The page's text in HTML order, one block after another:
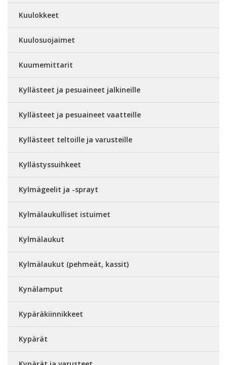
Kuulokkeet
Kuulosuojaimet
Kuumemittarit
Kyllästeet ja pesuaineet jalkineille
Kyllästeet ja pesuaineet vaatteille
Kyllästeet teltoille ja varusteille
Kyllästyssuihkeet
Kylmägeelit ja -sprayt
Kylmälaukulliset istuimet
Kylmälaukut
Kylmälaukut (pehmeät, kassit)
Kynälamput
Kypäräkiinnikkeet
Kypärät